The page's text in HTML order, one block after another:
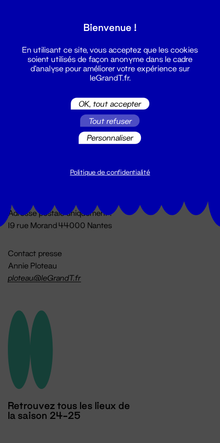
Du lundi au vendredi 14h → 18h
Adresse postale uniquement :
19 rue Morand 44000 Nantes
Contact presse
Annie Ploteau
ploteau@leGrandT.fr
Retrouvez tous les lieux de
la saison 24-25
Bienvenue !
En utilisant ce site, vous acceptez que les cookies
soient utilisés de façon anonyme dans le cadre
d'analyse pour améliorer votre expérience sur
leGrandT.fr.
OK, tout accepter
Tout refuser
Personnaliser
Politique de confidentialité